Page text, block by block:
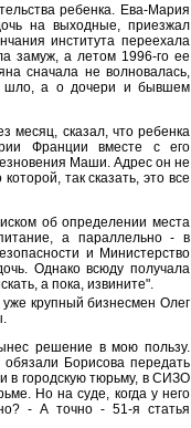
ребенка. Ева-Мария
на выходные, приезжал
института переехала
замуж, а летом 1996-го ее
сначала не волновалась,
шло, а о дочери и бывшем
месяц, сказал, что ребенка
Франции вместе с его
Маши. Адрес он не
так сказать, это все
об определении места
а параллельно - в
и Министерство
Однако всюду получала
а пока, извините".
крупный бизнесмен Олег
решение в мою пользу.
Борисова передать
в городскую тюрьму, в СИЗО
Но на суде, когда у него
- А точно - 51-я статья